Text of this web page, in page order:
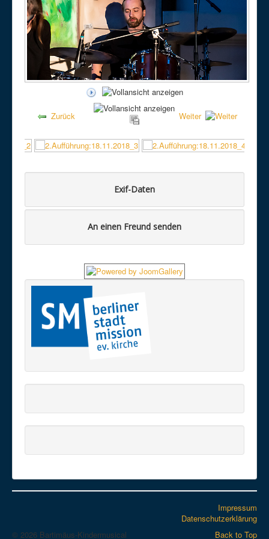
Zurück Weiter
Exif-Daten
An einen Freund senden
Impressum
Datenschutzerklärung
Back to Top
© 2026 Bartimäus-Kindermusical